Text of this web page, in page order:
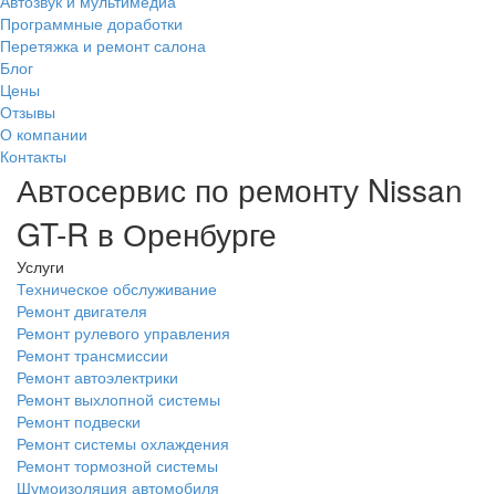
Программные доработки
Перетяжка и ремонт салона
Блог
Цены
Отзывы
О компании
Контакты
Автосервис по ремонту Nissan
GT-R в Оренбурге
Услуги
Техническое обслуживание
Ремонт двигателя
Ремонт рулевого управления
Ремонт трансмиссии
Ремонт автоэлектрики
Ремонт выхлопной системы
Ремонт подвески
Ремонт системы охлаждения
Ремонт тормозной системы
Шумоизоляция автомобиля